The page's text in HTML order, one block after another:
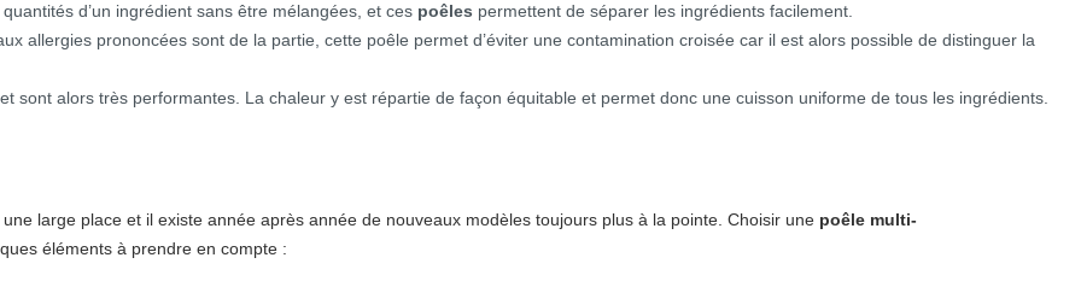
d’un ingrédient sans être mélangées, et ces poêles permettent de séparer les ingrédients facilement.
allergies prononcées sont de la partie, cette poêle permet d’éviter une contamination croisée car il est alors possible de distinguer la
sont alors très performantes. La chaleur y est répartie de façon équitable et permet donc une cuisson uniforme de tous les ingrédients.
large place et il existe année après année de nouveaux modèles toujours plus à la pointe. Choisir une poêle multi-
éléments à prendre en compte :